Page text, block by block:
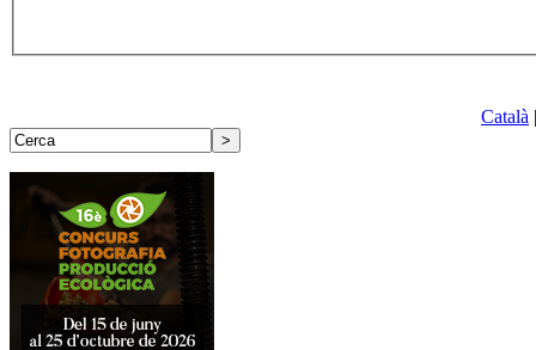
Català